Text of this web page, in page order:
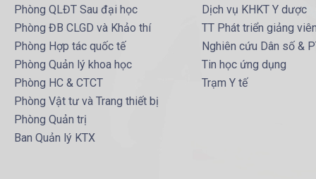
Phòng QLĐT Sau đại học
Phòng ĐB CLGD và Khảo thí
Phòng Hợp tác quốc tế
Phòng Quản lý khoa học
Phòng HC & CTCT
Phòng Vật tư và Trang thiết bị
Phòng Quản trị
Ban Quản lý KTX
Dịch vụ KHKT Y dược
TT Phát triển giảng
Nghiên cứu Dân số &
Tin học ứng dụng
Trạm Y tế